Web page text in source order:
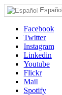
Español
Facebook
Twitter
Instagram
Linkedin
Youtube
Flickr
Mail
Spotify